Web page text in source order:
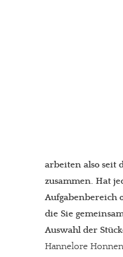
arbeiten also seit
zusammen. Hat
Aufgabenbereich
die Sie
Auswahl der
Hannelore